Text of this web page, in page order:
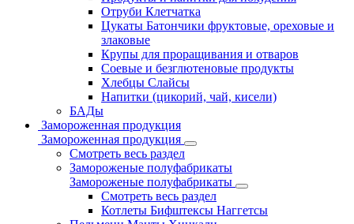
Отруби Клетчатка
Цукаты Батончики фруктовые, ореховые и
злаковые
Крупы для проращивания и отваров
Соевые и безглютеновые продукты
Хлебцы Слайсы
Напитки (цикорий, чай, кисели)
БАДы
Замороженная продукция
Замороженная продукция
Смотреть весь раздел
Замороженые полуфабрикаты
Замороженые полуфабрикаты
Смотреть весь раздел
Котлеты Бифштексы Наггетсы